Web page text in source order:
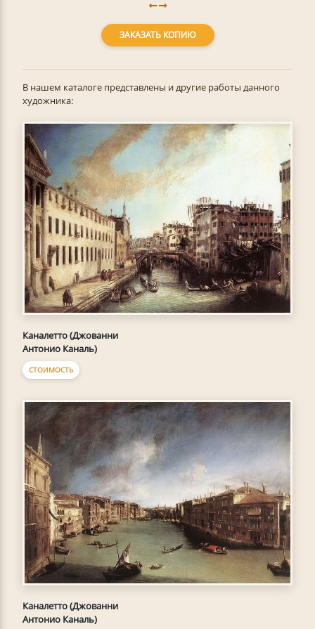
ЗАКАЗАТЬ КОПИЮ
В нашем каталоге представлены и другие работы данного
художника:
Каналетто (Джованни
Антонио Каналь)
СТОИМОСТЬ
Каналетто (Джованни
Антонио Каналь)